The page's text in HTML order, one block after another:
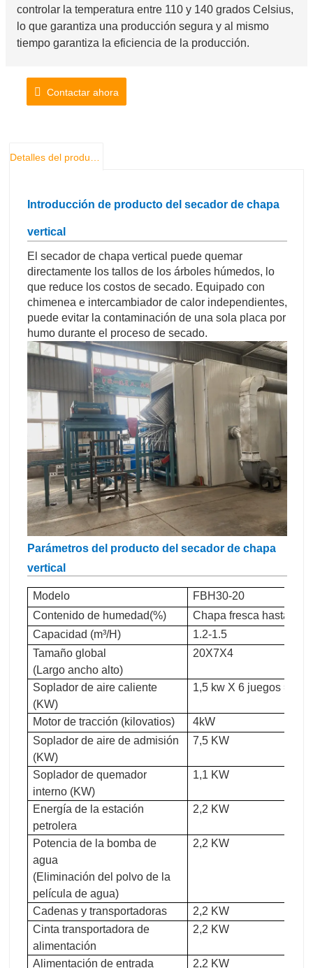
controlar la temperatura entre 110 y 140 grados Celsius,
lo que garantiza una producción segura y al mismo
tiempo garantiza la eficiencia de la producción.
Contactar ahora
Detalles del producto
Introducción de producto del secador de chapa
vertical
El secador de chapa vertical puede quemar
directamente los tallos de los árboles húmedos, lo
que reduce los costos de secado. Equipado con
chimenea e intercambiador de calor independientes,
puede evitar la contaminación de una sola placa por
humo durante el proceso de secado.
Parámetros del producto del secador de chapa
vertical
Modelo
FBH30-20
Contenido de humedad(%)
Chapa fresca hasta un
Capacidad (m³/H)
1.2-1.5
Tamaño global
(Largo ancho alto)
20X7X4
Soplador de aire caliente
(KW)
1,5 kw X 6 juegos = 9
Motor de tracción (kilovatios)
4kW
Soplador de aire de admisión
(KW)
7,5 KW
Soplador de quemador
interno (KW)
1,1 KW
Energía de la estación
petrolera
2,2 KW
Potencia de la bomba de
agua
(Eliminación del polvo de la
película de agua)
2,2 KW
Cadenas y transportadoras
2,2 KW
Cinta transportadora de
alimentación
2,2 KW
Alimentación de entrada 2,2 KW